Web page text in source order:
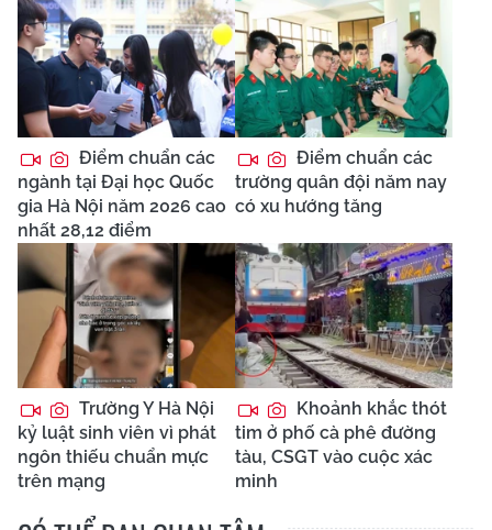
Điểm chuẩn các
ngành tại Đại học Quốc
gia Hà Nội năm 2026 cao
nhất 28,12 điểm
Điểm chuẩn các
trường quân đội năm nay
có xu hướng tăng
Trường Y Hà Nội
kỷ luật sinh viên vì phát
ngôn thiếu chuẩn mực
trên mạng
Khoảnh khắc thót
tim ở phố cà phê đường
tàu, CSGT vào cuộc xác
minh